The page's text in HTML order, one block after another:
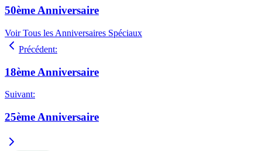
50ème Anniversaire
Voir Tous les Anniversaires Spéciaux
Précédent:
18ème Anniversaire
Suivant:
25ème Anniversaire